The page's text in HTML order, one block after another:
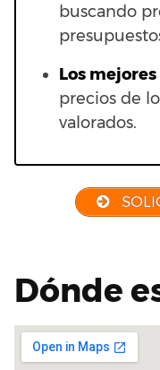
buscando
Los
precios de
valorados.
Dónde